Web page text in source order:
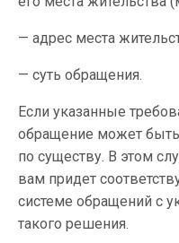
— адрес места
— суть обращения.
Если указанные
обращение может быть
по существу. В этом
вам придет
системе обращений с
такого решения.